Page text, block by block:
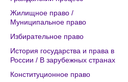
Жилищное право /
Муниципальное право
Избирательное право
История государства и права в
России / В зарубежных странах
Конституционное право